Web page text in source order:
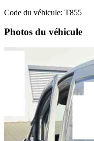
Code du véhicule: T855
Photos du véhicule